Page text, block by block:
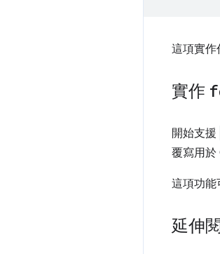
這項實作
實作
開始支援
覆寫用於
這項功能
延伸